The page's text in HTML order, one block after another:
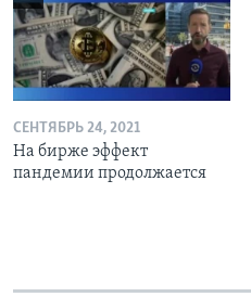
СЕНТЯБРЬ 24, 2021
На бирже эффект
пандемии продолжается